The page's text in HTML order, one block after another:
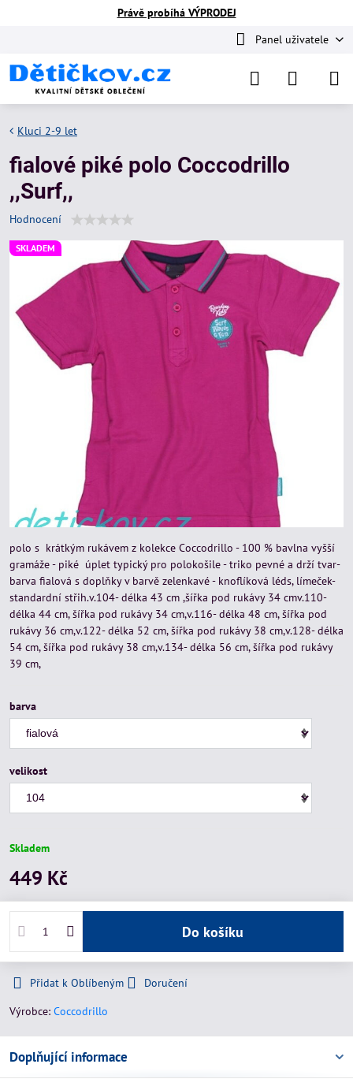
Právě probíhá VÝPRODEJ
Panel uživatele
SKLADEM
Kluci 2-9 let
fialové piké polo Coccodrillo
,,Surf,,
Hodnocení
polo s krátkým rukávem z kolekce Coccodrillo - 100 % bavlna vyšší
gramáže - piké úplet typický pro polokošile - triko pevné a drží tvar-
barva fialová s doplňky v barvě zelenkavé - knoflíková léds, límeček-
standardní střih.v.104- délka 43 cm ,šířka pod rukávy 34 cmv.110-
délka 44 cm, šířka pod rukávy 34 cm,v.116- délka 48 cm, šířka pod
rukávy 36 cm,v.122- délka 52 cm, šířka pod rukávy 38 cm,v.128- délka
54 cm, šířka pod rukávy 38 cm,v.134- délka 56 cm, šířka pod rukávy
39 cm,
barva
velikost
Skladem
449 Kč
Do košíku
Přidat k Oblíbeným
Doručení
Výrobce: Coccodrillo
Doplňující informace